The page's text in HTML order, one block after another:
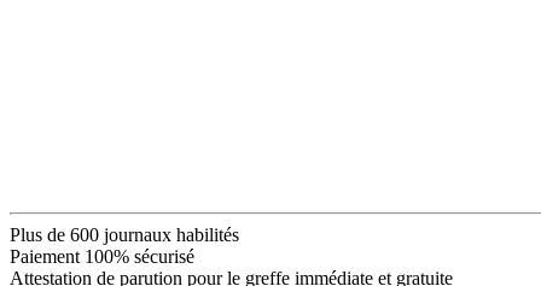
Plus de 600 journaux habilités
Paiement 100% sécurisé
Attestation de parution pour le greffe immédiate et gratuite